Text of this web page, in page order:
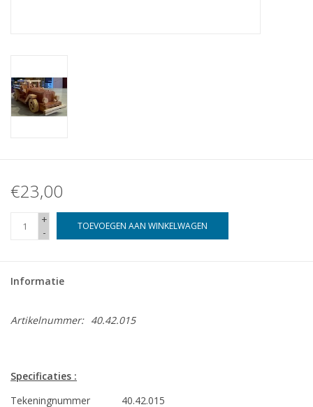
€23,00
+
-
TOEVOEGEN AAN WINKELWAGEN
Informatie
Artikelnummer: 40.42.015
Specificaties :
Tekeningnummer
40.42.015